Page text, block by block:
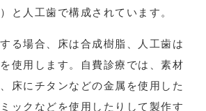
と人工歯で構成されています。
る場合、床は合成樹脂、人工歯は
使用します。自費診療では、素材
床にチタンなどの金属を使用した
ックなどを使用したりして製作す